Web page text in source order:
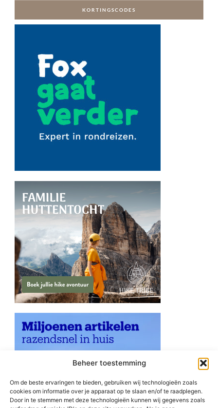
Beheer toestemming
Om de beste ervaringen te bieden, gebruiken wij technologieën zoals
cookies om informatie over je apparaat op te slaan en/of te raadplegen.
Door in te stemmen met deze technologieën kunnen wij gegevens zoals
KORTINGSCODES